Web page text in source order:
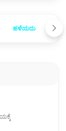
ಹಳೆಯದು